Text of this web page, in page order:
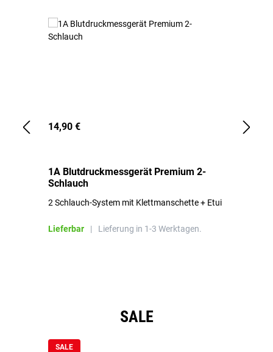
14,90 €
1A Blutdruckmessgerät Premium 2-
Schlauch
2 Schlauch-System mit Klettmanschette + Etui
Lieferbar | Lieferung in 1-3 Werktagen.
SALE
SALE